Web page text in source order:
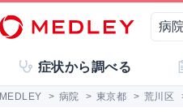
症状から調べる
MEDLEY > 病院 > 東京都 > 荒川区